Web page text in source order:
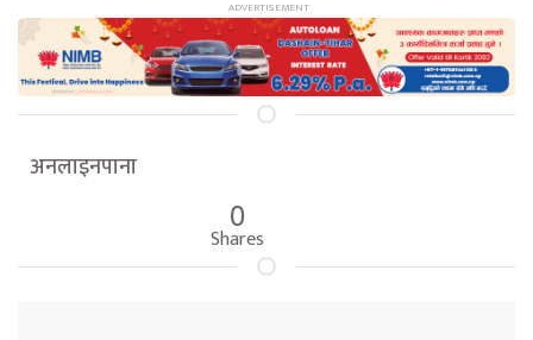
अनलाइनपाना
0
Shares